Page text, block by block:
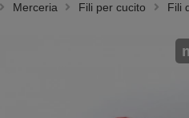
Merceria Fili per cucito Fili